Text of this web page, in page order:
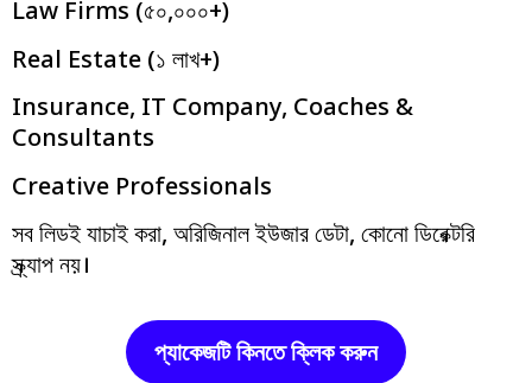
Law Firms (৫০,০০০+)
Real Estate (১ লাখ+)
Insurance, IT Company, Coaches &
Consultants
Creative Professionals
সব লিডই যাচাই করা, অরিজিনাল ইউজার ডেটা, কোনো ডিরেক্টরি
স্ক্র্যাপ নয়।
প্যাকেজটি কিনতে ক্লিক করুন